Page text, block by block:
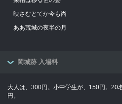
映さむとてか今も尚
ああ荒城の夜半の月
岡城跡 入場料
大人は、300円。小中学生が、150円。20
円。